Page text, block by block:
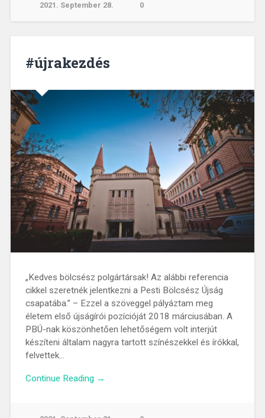
2021. September 28. 0
#újrakezdés
„Kedves bölcsész polgártársak! Az alábbi referencia
cikkel szeretnék jelentkezni a Pesti Bölcsész Újság
csapatába.” – Ezzel a szöveggel pályáztam meg
életem első újságírói pozícióját 2018 márciusában. A
PBÚ-nak köszönhetően lehetőségem volt interjút
készíteni általam nagyra tartott színészekkel és írókkal,
felvettek…
Continue Reading →